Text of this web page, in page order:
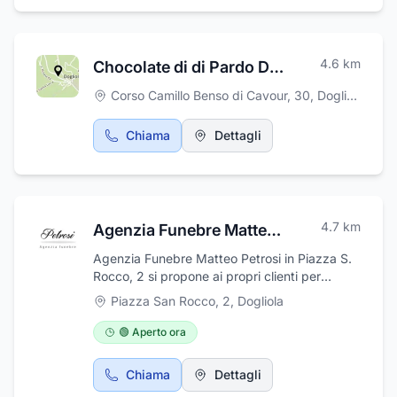
sempre mirato alla massima cura e assistenza
Chocolate di di Pardo Daniela 4.6 km
Corso Camillo Benso di Cavour, 30, Dogliola
Chiama Dettagli
Agenzia Funebre Matteo Petrosi 4.7 km
Agenzia Funebre Matteo Petrosi in Piazza S.
Rocco, 2 si propone ai propri clienti per
fornire un'assistenza seria e professionale per
l'organizzazione di funerali completi.
L'impresa di pompe funebri di Dogliola si
occupa di trasporti internazionali e nazionali,
del disbrigo di tutte le le pratiche
amministrative e della sistemazione cimiteriale
Piazza San Rocco, 2, Dogliola
🟢 Aperto ora
Chiama Dettagli